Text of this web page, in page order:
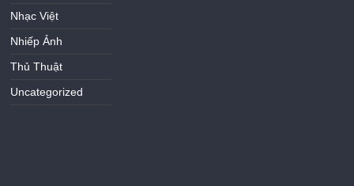
Nhạc Việt
Nhiếp Ảnh
Thủ Thuật
Uncategorized